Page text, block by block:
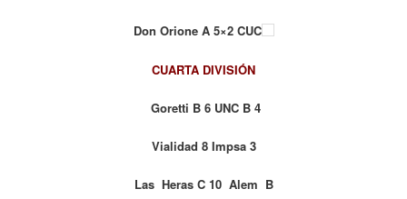
Don Orione A 5×2 CUC
CUARTA DIVISIÓN
Goretti B 6 UNC B 4
Vialidad 8 Impsa3
Las Heras C 10 Alem B